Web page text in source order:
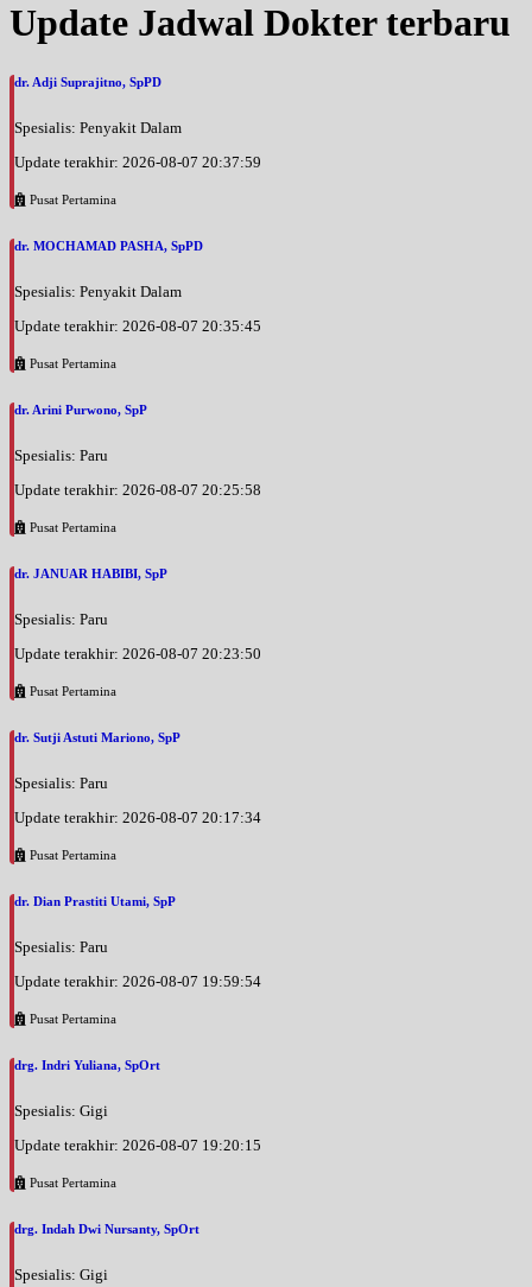
Update Jadwal Dokter terbaru
dr. Adji Suprajitno, SpPD
Spesialis: Penyakit Dalam
Update terakhir: 2026-08-07 20:37:59
Pusat Pertamina
dr. MOCHAMAD PASHA, SpPD
Spesialis: Penyakit Dalam
Update terakhir: 2026-08-07 20:35:45
Pusat Pertamina
dr. Arini Purwono, SpP
Spesialis: Paru
Update terakhir: 2026-08-07 20:25:58
Pusat Pertamina
dr. JANUAR HABIBI, SpP
Spesialis: Paru
Update terakhir: 2026-08-07 20:23:50
Pusat Pertamina
dr. Sutji Astuti Mariono, SpP
Spesialis: Paru
Update terakhir: 2026-08-07 20:17:34
Pusat Pertamina
dr. Dian Prastiti Utami, SpP
Spesialis: Paru
Update terakhir: 2026-08-07 19:59:54
Pusat Pertamina
drg. Indri Yuliana, SpOrt
Spesialis: Gigi
Update terakhir: 2026-08-07 19:20:15
Pusat Pertamina
drg. Indah Dwi Nursanty, SpOrt
Spesialis: Gigi